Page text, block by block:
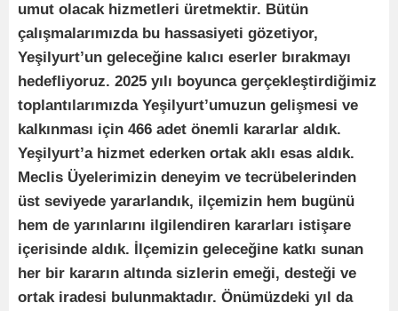
umut olacak hizmetleri üretmektir. Bütün
çalışmalarımızda bu hassasiyeti gözetiyor,
Yeşilyurt’un geleceğine kalıcı eserler bırakmayı
hedefliyoruz. 2025 yılı boyunca gerçekleştirdiğimiz
toplantılarımızda Yeşilyurt’umuzun gelişmesi ve
kalkınması için 466 adet önemli kararlar aldık.
Yeşilyurt’a hizmet ederken ortak aklı esas aldık.
Meclis Üyelerimizin deneyim ve tecrübelerinden
üst seviyede yararlandık, ilçemizin hem bugünü
hem de yarınlarını ilgilendiren kararları istişare
içerisinde aldık. İlçemizin geleceğine katkı sunan
her bir kararın altında sizlerin emeği, desteği ve
ortak iradesi bulunmaktadır. Önümüzdeki yıl da